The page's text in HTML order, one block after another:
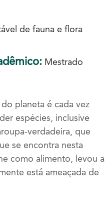
de fauna e flora
Mestrado
planeta é cada vez
espécies, inclusive
verdadeira, que
se encontra nesta
como alimento, levou a
está ameaçada de